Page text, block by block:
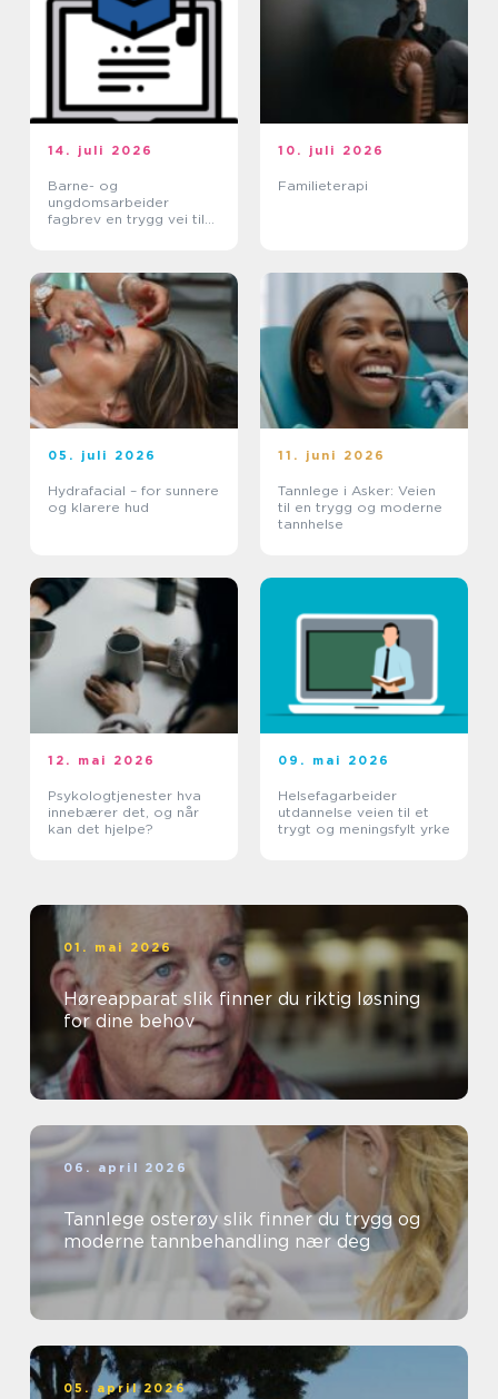
14. juli 2026
Barne- og
ungdomsarbeider
fagbrev en trygg vei til
10. juli 2026
Familieterapi
05. juli 2026
Hydrafacial – for sunnere
og klarere hud
11. juni 2026
Tannlege i Asker: Veien
til en trygg og moderne
tannhelse
12. mai 2026
Psykologtjenester hva
innebærer det, og når
kan det hjelpe?
09. mai 2026
Helsefagarbeider
utdannelse veien til et
trygt og meningsfylt yrke
01. mai 2026
Høreapparat slik finner du riktig løsning
for dine behov
06. april 2026
Tannlege osterøy slik finner du trygg og
moderne tannbehandling nær deg
05. april 2026